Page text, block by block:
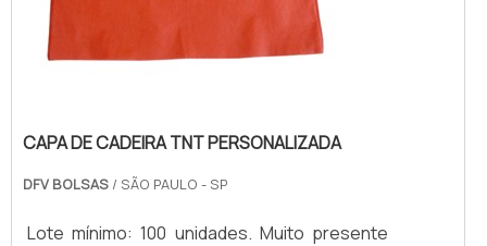
CAPA DE CADEIRA TNT PERSONALIZADA
DFV BOLSAS / SÃO PAULO - SP
Lote mínimo: 100 unidades. Muito presente